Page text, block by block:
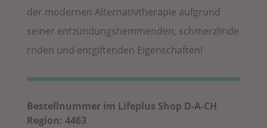
der modernen Alternativtherapie aufgrund
seiner entzündungshemmenden, schmerzlinde
rnden und entgiftenden Eigenschaften!
Bestellnummer im Lifeplus Shop D-A-CH
Region: 4463